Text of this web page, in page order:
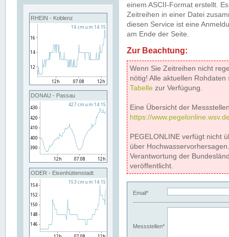
RHEIN - Koblenz
DONAU - Passau
ODER - Eisenhüttenstadt
einem ASCII-Format erstellt.
Zeitreihen in einer Datei
diesen Service ist eine
am Ende der Seite.
Zur Beachtung:
Wenn Sie Zeitreihen nicht
nötig! Alle aktuellen
Tabelle zur Verfügung.
Eine Übersicht der
https://
PEGELONLINE verfügt nicht
über
Verantwortung der
veröffentlicht.
Email*
Messstellen*